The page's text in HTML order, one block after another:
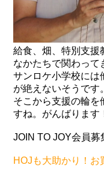
給食、畑、特別支援
なかたちで関わって
サンロケ小学校には
が絶えないそうです。
そこから支援の輪を
すね。がんばります
JOIN TO JOY会員募
HOJも大助かり！お